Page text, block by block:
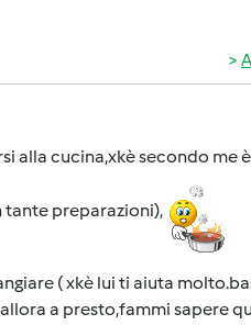
alla cucina,xkè secondo me
tante preparazioni),
( xkè lui ti aiuta
a presto,fammi sapere